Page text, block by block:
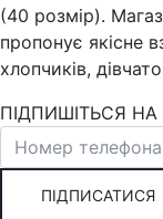
(40 розмір).
пропонує якісне
хлопчиків,
ПІДПИШІТЬСЯ
ПІДПИСАТИСЯ